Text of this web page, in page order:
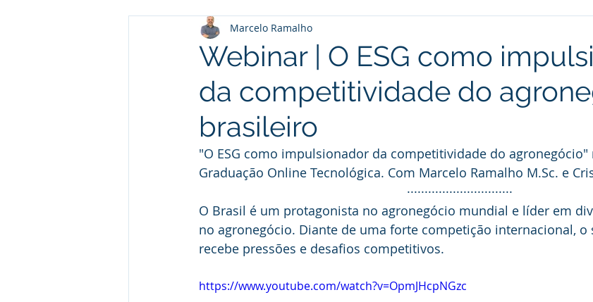
Webinar | O ESG como
da competitividade do
brasileiro
Marcelo Ramalho
"O ESG como impulsionador da competitividade do agronegócio"
Graduação Online Tecnológica. Com Marcelo Ramalho M.Sc. e
······························
O Brasil é um protagonista no agronegócio mundial e líder em
no agronegócio. Diante de uma forte competição internacional, o
recebe pressões e desafios competitivos.
https://www.youtube.com/watch?v=OpmJHcpNGzc